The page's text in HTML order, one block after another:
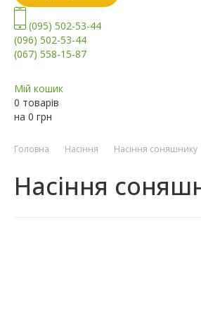
(095) 502-53-44
(096) 502-53-44
(067) 558-15-87
Мій кошик
0 товарів
на 0 грн
Головна Насіння Насіння соняшнику
Насіння